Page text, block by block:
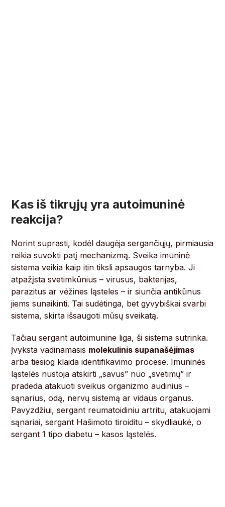
Kas iš tikrųjų yra autoimuninė
reakcija?
Norint suprasti, kodėl daugėja sergančiųjų, pirmiausia
reikia suvokti patį mechanizmą. Sveika imuninė
sistema veikia kaip itin tiksli apsaugos tarnyba. Ji
atpažįsta svetimkūnius – virusus, bakterijas,
parazitus ar vėžines ląsteles – ir siunčia antikūnus
jiems sunaikinti. Tai sudėtinga, bet gyvybiškai svarbi
sistema, skirta išsaugoti mūsų sveikatą.
Tačiau sergant autoimunine liga, ši sistema sutrinka.
Įvyksta vadinamasis molekulinis supanašėjimas
arba tiesiog klaida identifikavimo procese. Imuninės
ląstelės nustoja atskirti „savus” nuo „svetimų” ir
pradeda atakuoti sveikus organizmo audinius –
sąnarius, odą, nervų sistemą ar vidaus organus.
Pavyzdžiui, sergant reumatoidiniu artritu, atakuojami
sąnariai, sergant Hašimoto tiroiditu – skydliaukė, o
sergant 1 tipo diabetu – kasos ląstelės.